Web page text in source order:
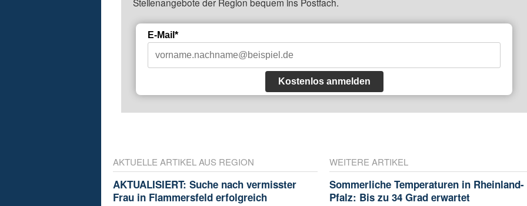
E-Mail*
Kostenlos anmelden
AKTUELLE ARTIKEL AUS REGION
AKTUALISIERT: Suche nach vermisster
Frau in Flammersfeld erfolgreich
WEITERE ARTIKEL
Sommerliche Temperaturen in Rheinland-
Pfalz: Bis zu 34 Grad erwartet